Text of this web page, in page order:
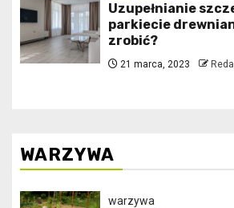
Uzupełnianie
parkiecie
zrobić?
21 marca, 2023
WARZYWA
warzywa